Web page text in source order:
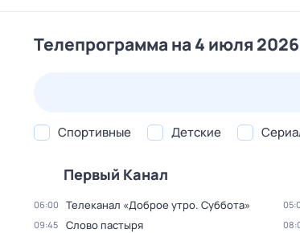
Телепрограмма на 4 июля 2026
Спортивные Детские
Первый Канал
06:00 Телеканал «Доброе утро. Суббота»
09:45 Слово пастыря